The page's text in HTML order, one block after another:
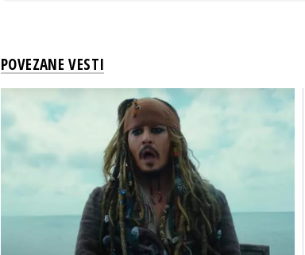
POVEZANE VESTI